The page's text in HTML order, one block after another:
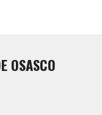
OSASCO